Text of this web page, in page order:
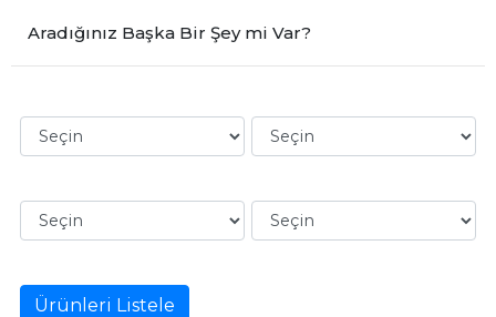
Aradığınız Başka Bir Şey mi Var?
Ürünleri Listele